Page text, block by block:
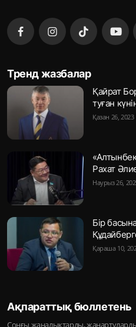
Тренд жазбалар
Қайрат
туған
Қазан 26, 2023
Рахат
Наурыз 26,
Бір
Қараша 10,
Ақпараттық бюллетень
Соңғы жаңалықтарды,